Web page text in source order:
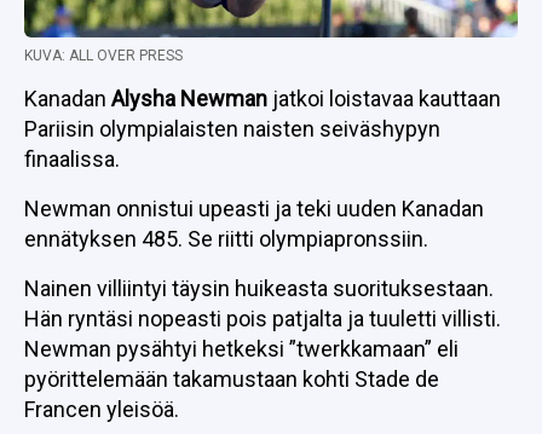
KUVA: ALL OVER PRESS
Kanadan Alysha Newman jatkoi loistavaa kauttaan
Pariisin olympialaisten naisten seiväshypyn
finaalissa.
Newman onnistui upeasti ja teki uuden Kanadan
ennätyksen 485. Se riitti olympiapronssiin.
Nainen villiintyi täysin huikeasta suorituksestaan.
Hän ryntäsi nopeasti pois patjalta ja tuuletti villisti.
Newman pysähtyi hetkeksi ”twerkkamaan” eli
pyörittelemään takamustaan kohti Stade de
Francen yleisöä.